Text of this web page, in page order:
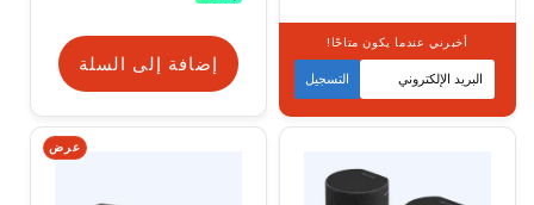
متوفر قريبا
أخبرني عندما يكون متاحًا!
التسجيل
إضافة إلى السلة
عرض